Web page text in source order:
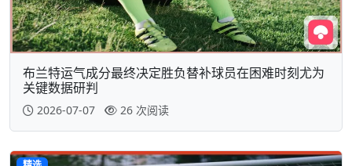
布兰特运气成分最终决定胜负替补球员在困难时刻尤为
关键数据研判
2026-07-07 26 次阅读